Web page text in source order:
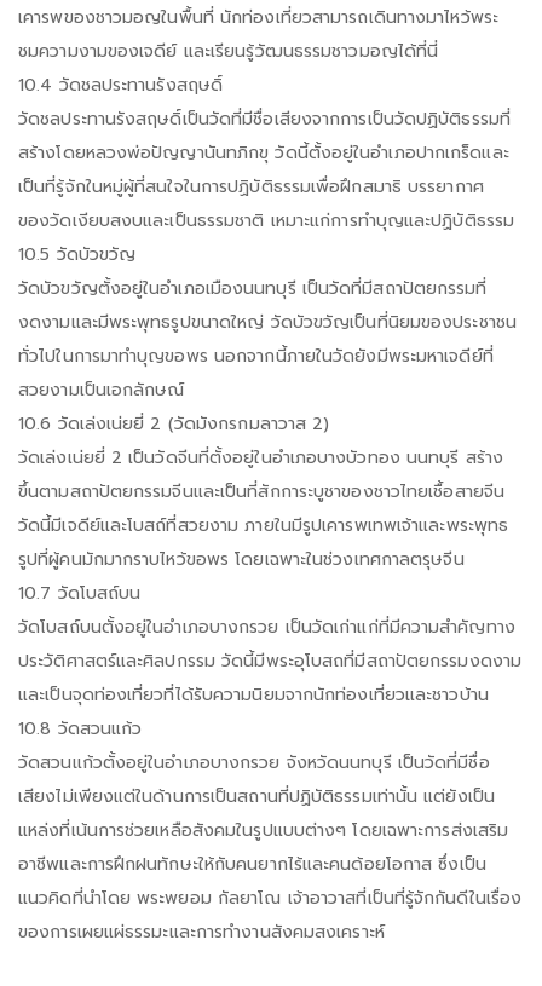
เคารพของชาวมอญในพื้นที่ นักท่องเที่ยวสามารถเดินทางมาไหว้พระ
ชมความงามของเจดีย์ และเรียนรู้วัฒนธรรมชาวมอญได้ที่นี่
10.4 วัดชลประทานรังสฤษดิ์
วัดชลประทานรังสฤษดิ์เป็นวัดที่มีชื่อเสียงจากการเป็นวัดปฏิบัติธรรมที่
สร้างโดยหลวงพ่อปัญญานันทภิกขุ วัดนี้ตั้งอยู่ในอำเภอปากเกร็ดและ
เป็นที่รู้จักในหมู่ผู้ที่สนใจในการปฏิบัติธรรมเพื่อฝึกสมาธิ บรรยากาศ
ของวัดเงียบสงบและเป็นธรรมชาติ เหมาะแก่การทำบุญและปฏิบัติธรรม
10.5 วัดบัวขวัญ
วัดบัวขวัญตั้งอยู่ในอำเภอเมืองนนทบุรี เป็นวัดที่มีสถาปัตยกรรมที่
งดงามและมีพระพุทธรูปขนาดใหญ่ วัดบัวขวัญเป็นที่นิยมของประชาชน
ทั่วไปในการมาทำบุญขอพร นอกจากนี้ภายในวัดยังมีพระมหาเจดีย์ที่
สวยงามเป็นเอกลักษณ์
10.6 วัดเล่งเน่ยยี่ 2 (วัดมังกรกมลาวาส 2)
วัดเล่งเน่ยยี่ 2 เป็นวัดจีนที่ตั้งอยู่ในอำเภอบางบัวทอง นนทบุรี สร้าง
ขึ้นตามสถาปัตยกรรมจีนและเป็นที่สักการะบูชาของชาวไทยเชื้อสายจีน
วัดนี้มีเจดีย์และโบสถ์ที่สวยงาม ภายในมีรูปเคารพเทพเจ้าและพระพุทธ
รูปที่ผู้คนมักมากราบไหว้ขอพร โดยเฉพาะในช่วงเทศกาลตรุษจีน
10.7 วัดโบสถ์บน
วัดโบสถ์บนตั้งอยู่ในอำเภอบางกรวย เป็นวัดเก่าแก่ที่มีความสำคัญทาง
ประวัติศาสตร์และศิลปกรรม วัดนี้มีพระอุโบสถที่มีสถาปัตยกรรมงดงาม
และเป็นจุดท่องเที่ยวที่ได้รับความนิยมจากนักท่องเที่ยวและชาวบ้าน
10.8 วัดสวนแก้ว
วัดสวนแก้วตั้งอยู่ในอำเภอบางกรวย จังหวัดนนทบุรี เป็นวัดที่มีชื่อ
เสียงไม่เพียงแต่ในด้านการเป็นสถานที่ปฏิบัติธรรมเท่านั้น แต่ยังเป็น
แหล่งที่เน้นการช่วยเหลือสังคมในรูปแบบต่างๆ โดยเฉพาะการส่งเสริม
อาชีพและการฝึกฝนทักษะให้กับคนยากไร้และคนด้อยโอกาส ซึ่งเป็น
แนวคิดที่นำโดย พระพยอม กัลยาโณ เจ้าอาวาสที่เป็นที่รู้จักกันดีในเรื่อง
ของการเผยแผ่ธรรมะและการทำงานสังคมสงเคราะห์